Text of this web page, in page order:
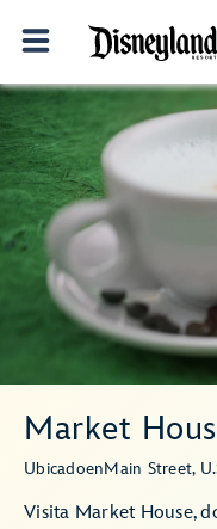
Market
UbicadoenMain Street,
Visita Market House,